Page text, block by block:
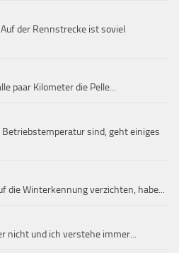
der Rennstrecke ist soviel
paar Kilometer die Pelle...
sind, geht einiges
die Winterkennung verzichten, habe...
nicht und ich verstehe immer...